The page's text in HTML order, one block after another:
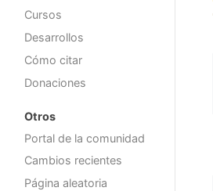
Cursos
Desarrollos
Cómo citar
Donaciones
Otros
Portal de la comunidad
Cambios recientes
Página aleatoria